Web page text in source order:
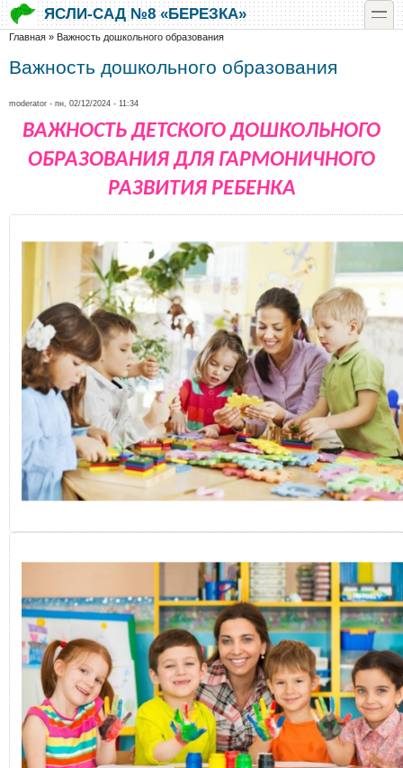
Перейти к основному содержанию
Skip to searchЯСЛИ-САД №8 «БЕРЕЗКА»
toggle
Вы здесь
Главная » Важность дошкольного образования
Важность дошкольного образования
moderator - пн, 02/12/2024 - 11:34
ВАЖНОСТЬ ДЕТСКОГО ДОШКОЛЬНОГО
ОБРАЗОВАНИЯ ДЛЯ ГАРМОНИЧНОГО
РАЗВИТИЯ РЕБЕНКА